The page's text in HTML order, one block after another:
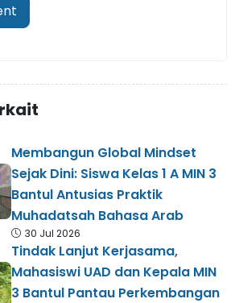
Membangun Global Mindset
Sejak Dini: Siswa Kelas 1 A MIN 3
Bantul Antusias Praktik
Muhadatsah Bahasa Arab
30 Jul 2026
Tindak Lanjut Kerjasama,
Mahasiswi UAD dan Kepala MIN
3 Bantul Pantau Perkembangan